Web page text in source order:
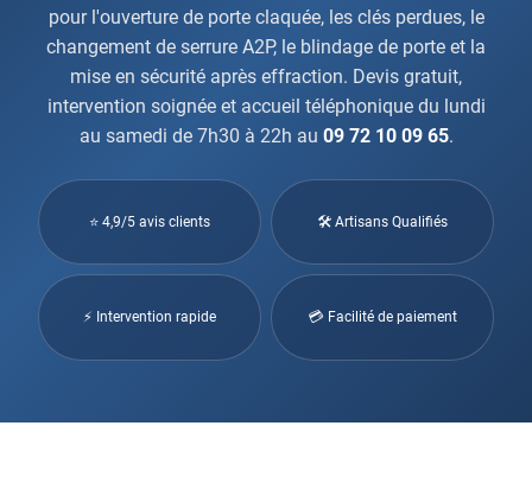
pour l'ouverture de porte claquée, les clés perdues, le
changement de serrure A2P, le blindage de porte et la
mise en sécurité après effraction. Devis gratuit,
intervention soignée et accueil téléphonique du lundi
au samedi de 7h30 à 22h au 09 72 10 09 65.
⭐ 4,9/5 avis clients 🛠 Artisans Qualifiés
⚡ Intervention rapide 💳 Facilité de paiement